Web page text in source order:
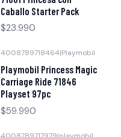
Caballo Starter Pack
$23.990
4008789718464|Playmobil
Playmobil Princess Magic
Carriage Ride 71846
Playset 97pc
$59.990